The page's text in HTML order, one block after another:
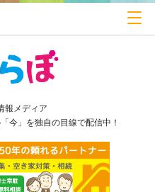
報メディア
今」を独自の目線で配信中！